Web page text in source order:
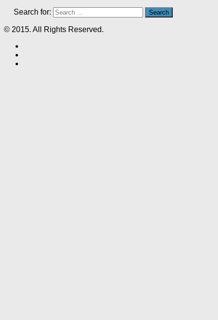
Search for:
© 2015. All Rights Reserved.